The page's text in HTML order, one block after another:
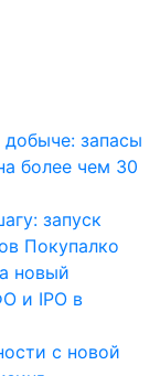
запасы
более чем 30
запуск
Покупалко
новый
и IPO в
с новой